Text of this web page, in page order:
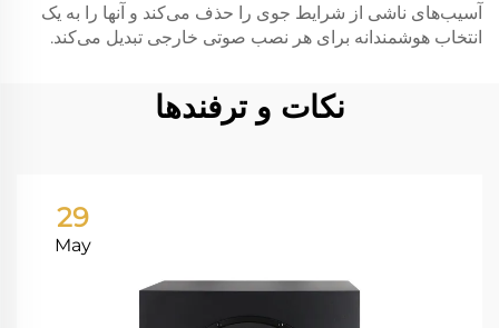
آسیب‌های ناشی از شرایط جوی را حذف می‌کند و آنها را به یک
انتخاب هوشمندانه برای هر نصب صوتی خارجی تبدیل می‌کند.
نکات و ترفندها
29
May